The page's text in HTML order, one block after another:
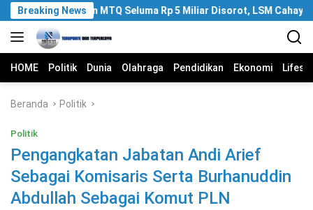
Langsung
ke
konten
Breaking News
Anggaran MTQ Seluma Rp 5 Miliar Disorot, LSM Cahaya
HOME Politik Dunia Olahraga Pendidikan Ekonomi
Beranda Politik
Politik
Pengangkatan Jabatan Andi Arief
Sebagai Komisaris Serta Burhanuddin
Abdullah Sebagai Komut PLN